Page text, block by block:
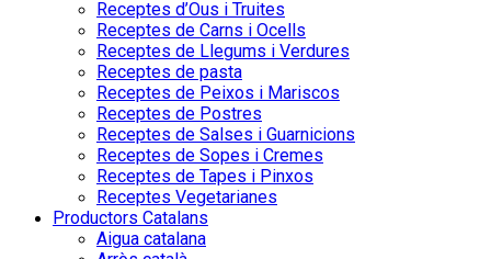
Receptes d’Ous i Truites
Receptes de Carns i Ocells
Receptes de Llegums i Verdures
Receptes de pasta
Receptes de Peixos i Mariscos
Receptes de Postres
Receptes de Salses i Guarnicions
Receptes de Sopes i Cremes
Receptes de Tapes i Pinxos
Receptes Vegetarianes
Productors Catalans
Aigua catalana